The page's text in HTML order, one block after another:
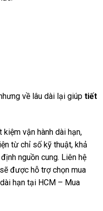
về lâu dài lại giúp tiết
vận hành dài hạn,
từ chỉ số kỹ thuật, khả
nguồn cung. Liên hệ
được hỗ trợ chọn mua
hạn tại HCM – Mua